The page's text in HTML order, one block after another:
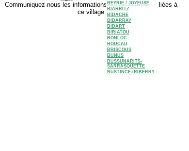
BEYRIE / JOYEUSE
BIARRITZ
BIDACHE
BIDARRAY
BIDART
BIRIATOU
BONLOC
BOUCAU
BRISCOUS
BUNUS
BUSSUNARITS-
SARRASQUETTE
BUSTINCE-IRIBERRY
Communiquez-nous les informations complémentaires liées à
ce village